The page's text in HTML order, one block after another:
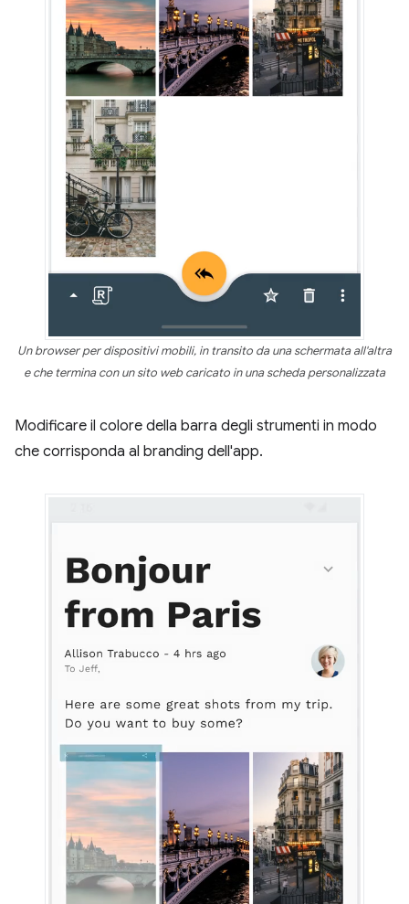
Un browser per dispositivi mobili, in transito da una schermata all'altra
e che termina con un sito web caricato in una scheda personalizzata
Modificare il colore della barra degli strumenti in modo
che corrisponda al branding dell'app.